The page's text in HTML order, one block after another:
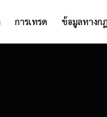
การเทรด ข้อมูลทางก